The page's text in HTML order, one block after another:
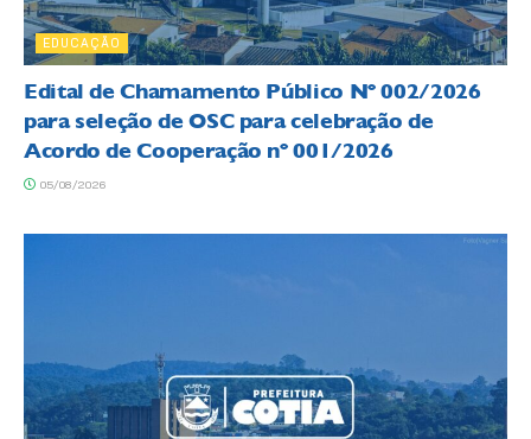
EDUCAÇÃO
Edital de Chamamento Público Nº 002/2026
para seleção de OSC para celebração de
Acordo de Cooperação nº 001/2026
05/08/2026